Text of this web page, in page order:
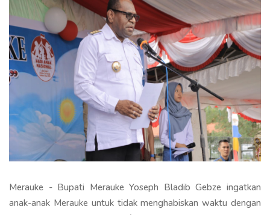
Merauke - Bupati Merauke Yoseph Bladib Gebze ingatkan
anak-anak Merauke untuk tidak menghabiskan waktu dengan